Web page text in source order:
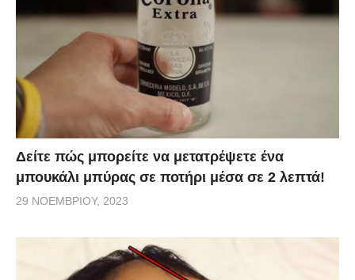
Δείτε πώς μπορείτε να μετατρέψετε ένα
μπουκάλι μπύρας σε ποτήρι μέσα σε 2 λεπτά!
29 ΝΟΕΜΒΡΊΟΥ, 2023